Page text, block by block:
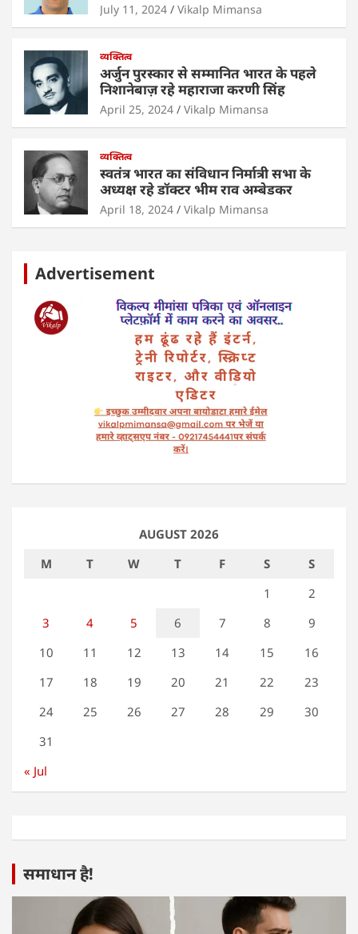
July 11, 2024 Vikalp Mimansa
व्यक्तित्व
अर्जुन पुरस्कार से सम्मानित भारत के पहले
निशानेबाज़ रहे महाराजा करणी सिंह
April 25, 2024 Vikalp Mimansa
व्यक्तित्व
स्वतंत्र भारत का संविधान निर्मात्री सभा के
अध्यक्ष रहे डॉक्टर भीम राव अम्बेडकर
April 18, 2024 Vikalp Mimansa
Advertisement
AUGUST 2026
M
T W T F S
S
1
2
3
4 5 6 7 8
9
10
11 12 13 14 15
16
17
18 19 20 21 22
23
24
25 26 27 28 29
30
31
« Jul
समाधान है!